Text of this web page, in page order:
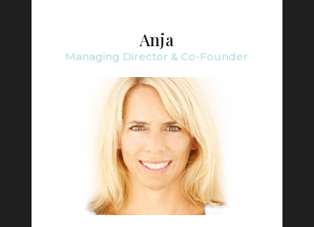
Anja
Managing Director & Co-Founder